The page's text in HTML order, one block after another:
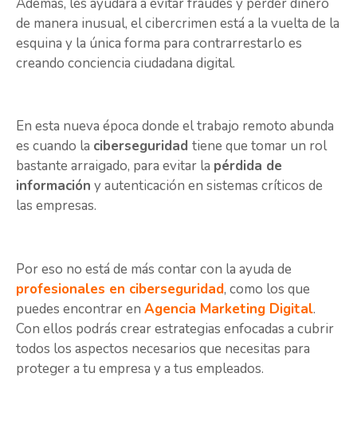
de manera inusual, el cibercrimen está a la vuelta de la
esquina y la única forma para contrarrestarlo es
creando conciencia ciudadana digital.
En esta nueva época donde el trabajo remoto abunda
es cuando la ciberseguridad tiene que tomar un rol
bastante arraigado, para evitar la pérdida de
información y autenticación en sistemas críticos de
las empresas.
Por eso no está de más contar con la ayuda de
profesionales en ciberseguridad, como los que
puedes encontrar en Agencia Marketing Digital.
Con ellos podrás crear estrategias enfocadas a cubrir
todos los aspectos necesarios que necesitas para
proteger a tu empresa y a tus empleados.